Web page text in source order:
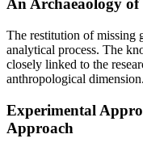
An Archaeaology of
The restitution of missing
analytical process. The
closely linked to the
anthropological dimension.
Experimental
Approach